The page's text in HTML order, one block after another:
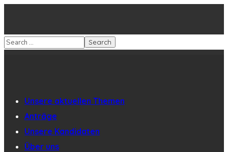
Unsere aktuellen Themen
Anträge
Unsere Kandidaten
Über uns